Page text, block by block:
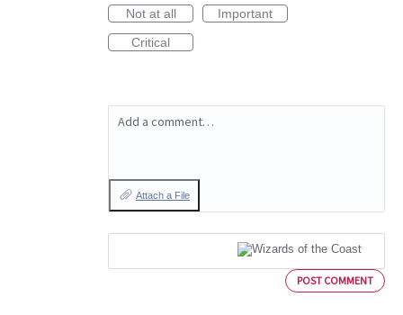
Not at all
Important
Critical
Add a comment…
Attach a File
POST COMMENT